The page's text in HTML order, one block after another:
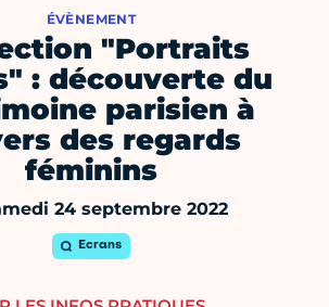
ÉVÈNEMENT
"Portraits
: découverte du
parisien à
des regards
féminins
24 septembre 2022
Ecrans